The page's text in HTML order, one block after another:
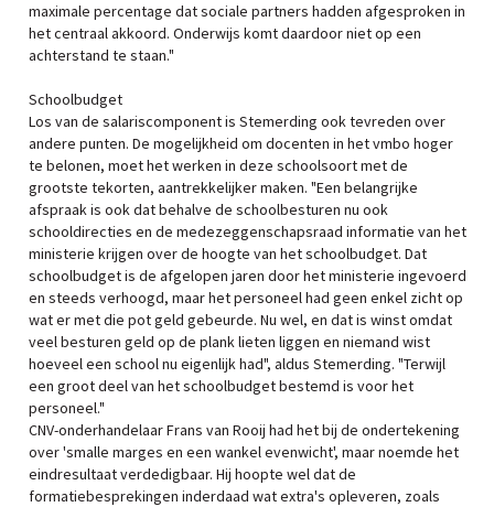
maximale percentage dat sociale partners hadden afgesproken in
het centraal akkoord. Onderwijs komt daardoor niet op een
achterstand te staan."
Schoolbudget
Los van de salariscomponent is Stemerding ook tevreden over
andere punten. De mogelijkheid om docenten in het vmbo hoger
te belonen, moet het werken in deze schoolsoort met de
grootste tekorten, aantrekkelijker maken. "Een belangrijke
afspraak is ook dat behalve de schoolbesturen nu ook
schooldirecties en de medezeggenschapsraad informatie van het
ministerie krijgen over de hoogte van het schoolbudget. Dat
schoolbudget is de afgelopen jaren door het ministerie ingevoerd
en steeds verhoogd, maar het personeel had geen enkel zicht op
wat er met die pot geld gebeurde. Nu wel, en dat is winst omdat
veel besturen geld op de plank lieten liggen en niemand wist
hoeveel een school nu eigenlijk had", aldus Stemerding. "Terwijl
een groot deel van het schoolbudget bestemd is voor het
personeel."
CNV-onderhandelaar Frans van Rooij had het bij de ondertekening
over 'smalle marges en een wankel evenwicht', maar noemde het
eindresultaat verdedigbaar. Hij hoopte wel dat de
formatiebesprekingen inderdaad wat extra's opleveren, zoals